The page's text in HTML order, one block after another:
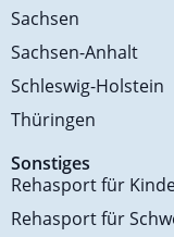
Sachsen
Sachsen-Anhalt
Schleswig-Holstein
Thüringen
Sonstiges
Rehasport für
Rehasport für